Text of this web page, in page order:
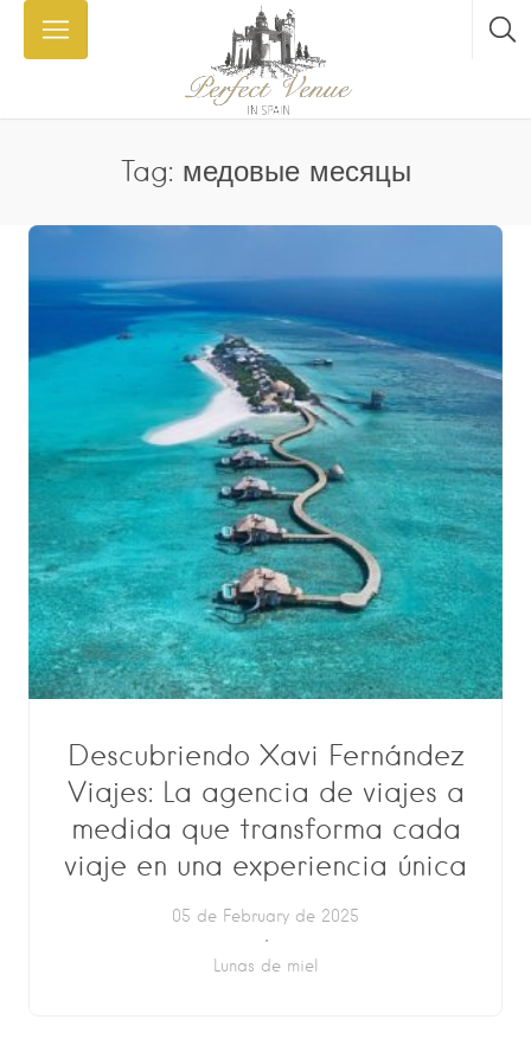
Tag: медовые месяцы
Descubriendo Xavi Fernández
Viajes: La agencia de viajes a
medida que transforma cada
viaje en una experiencia única
05 de February de 2025
Lunas de miel